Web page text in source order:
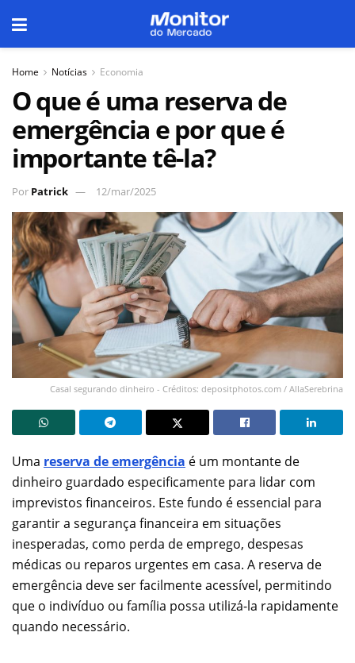
Home Notícias Economia
O que é uma reserva de
emergência e por que é
importante tê-la?
Por Patrick 12/mar/2025
Casal segurando dinheiro - Créditos: depositphotos.com / AllaSerebrina
Uma reserva de emergência é um montante de
dinheiro guardado especificamente para lidar com
imprevistos financeiros. Este fundo é essencial para
garantir a segurança financeira em situações
inesperadas, como perda de emprego, despesas
médicas ou reparos urgentes em casa. A reserva de
emergência deve ser facilmente acessível, permitindo
que o indivíduo ou família possa utilizá-la rapidamente
quando necessário.